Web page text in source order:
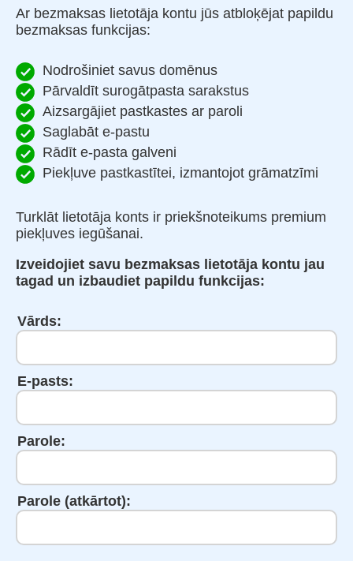
Ar bezmaksas lietotāja kontu jūs atbloķējat papildu
bezmaksas funkcijas:
Nodrošiniet savus domēnus
Pārvaldīt surogātpasta sarakstus
Aizsargājiet pastkastes ar paroli
Saglabāt e-pastu
Rādīt e-pasta galveni
Piekļuve pastkastītei, izmantojot grāmatzīmi
Turklāt lietotāja konts ir priekšnoteikums premium
piekļuves iegūšanai.
Izveidojiet savu bezmaksas lietotāja kontu jau
tagad un izbaudiet papildu funkcijas:
Vārds:
E-pasts:
Parole:
Parole (atkārtot):